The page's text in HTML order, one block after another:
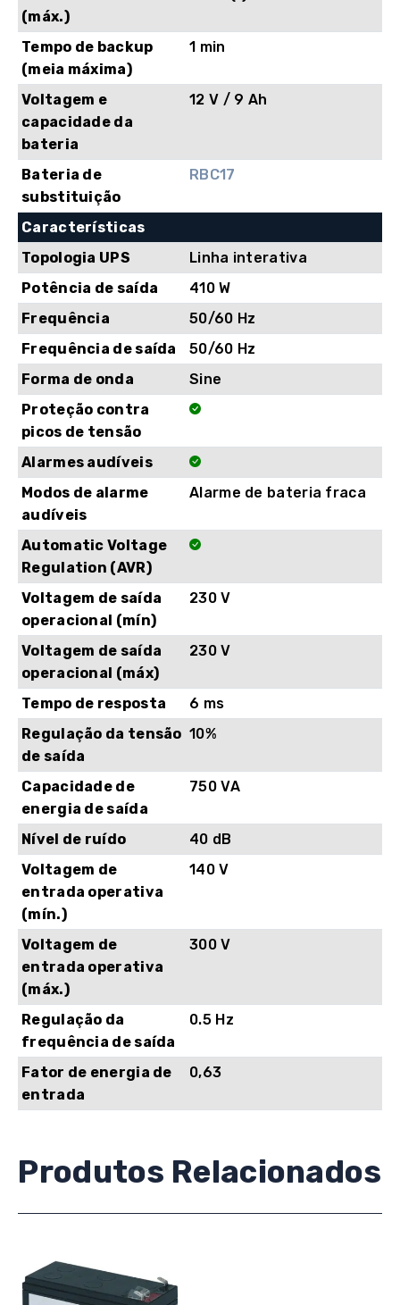
(máx.)
Tempo de backup
(meia máxima)
1 min
Voltagem e
capacidade da
bateria
12 V / 9 Ah
Bateria de
substituição
RBC17
Características
Topologia UPS
Linha interativa
Potência de saída
410 W
Frequência
50/60 Hz
Frequência de saída
50/60 Hz
Forma de onda
Sine
Proteção contra
picos de tensão
Alarmes audíveis
Modos de alarme
audíveis
Alarme de bateria fraca
Automatic Voltage
Regulation (AVR)
Voltagem de saída
operacional (mín)
230 V
Voltagem de saída
operacional (máx)
230 V
Tempo de resposta
6 ms
Regulação da tensão
de saída
10%
Capacidade de
energia de saída
750 VA
Nível de ruído
40 dB
Voltagem de
entrada operativa
(mín.)
140 V
Voltagem de
entrada operativa
(máx.)
300 V
Regulação da
frequência de saída
0.5 Hz
Fator de energia de
entrada
0,63
Produtos Relacionados